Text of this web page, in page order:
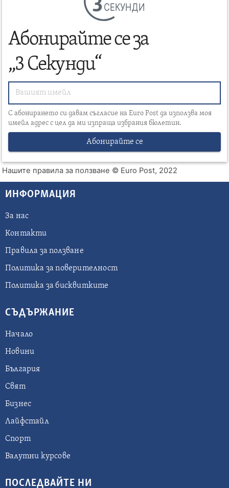
СЕКУНДИ
Абонирайте се за
„3 Секунди“
С абонирането си давам съгласие на Euro Post да използва моя
имейл адрес с цел да ми изпраща избрания бюлетин.
Абонирайте се
Нашите правила за ползване © Euro Post, 2022
ИНФОРМАЦИЯ
За нас
Контакти
Правила за ползване
Политика за поверителност
Политика за бисквитките
СЪДЪРЖАНИЕ
Начало
Новини
България
Свят
Бизнес
Лайфстайл
Спорт
Валутни курсове
ПОСЛЕДВАЙТЕ НИ